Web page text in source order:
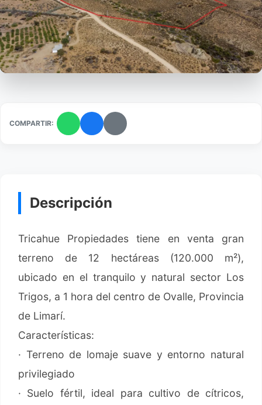
COMPARTIR:
Descripción
Tricahue Propiedades tiene en venta gran
terreno de 12 hectáreas (120.000 m²),
ubicado en el tranquilo y natural sector Los
Trigos, a 1 hora del centro de Ovalle, Provincia
de Limarí.
Características:
· Terreno de lomaje suave y entorno natural
privilegiado
· Suelo fértil, ideal para cultivo de cítricos,